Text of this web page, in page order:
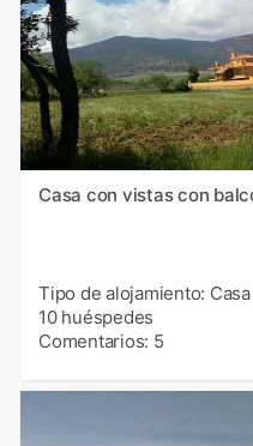
Casa con vistas con
Tipo de alojamiento: Casa
10 huéspedes
Comentarios: 5